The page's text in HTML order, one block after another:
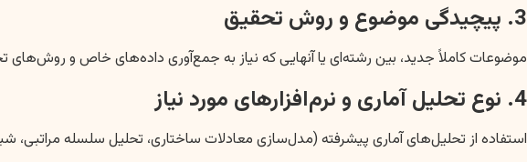
3. پیچیدگی موضوع و روش تحقیق
موضوعات کاملاً جدید، بین رشته‌ای یا آنهایی که نیاز به جمع‌آوری داده‌های خاص و روش‌های
4. نوع تحلیل آماری و نرم‌افزارهای مورد نیاز
استفاده از تحلیل‌های آماری پیشرفته (مدل‌سازی معادلات ساختاری، تحلیل سلسله مراتبی،